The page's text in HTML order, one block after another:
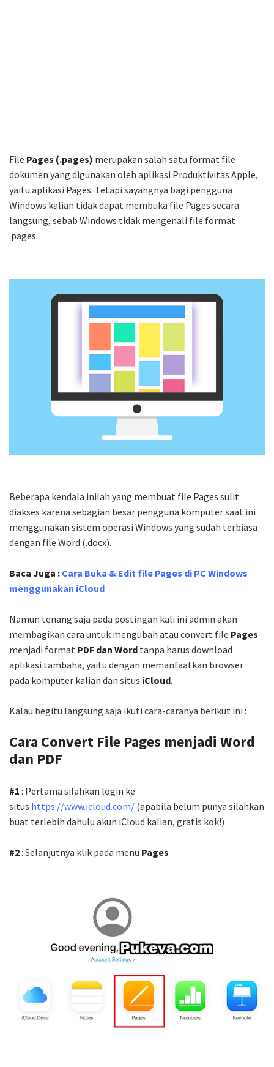
File Pages (.pages) merupakan salah satu format file
dokumen yang digunakan oleh aplikasi Produktivitas Apple,
yaitu aplikasi Pages. Tetapi sayangnya bagi pengguna
Windows kalian tidak dapat membuka file Pages secara
langsung, sebab Windows tidak mengenali file format
.pages.
Beberapa kendala inilah yang membuat file Pages sulit
diakses karena sebagian besar pengguna komputer saat ini
menggunakan sistem operasi Windows yang sudah terbiasa
dengan file Word (.docx).
Baca Juga : Cara Buka & Edit file Pages di PC Windows
menggunakan iCloud
Namun tenang saja pada postingan kali ini admin akan
membagikan cara untuk mengubah atau convert file Pages
menjadi format PDF dan Word tanpa harus download
aplikasi tambaha, yaitu dengan memanfaatkan browser
pada komputer kalian dan situs iCloud.
Kalau begitu langsung saja ikuti cara-caranya berikut ini :
Cara Convert File Pages menjadi Word
dan PDF
#1 : Pertama silahkan login ke
situs https://www.icloud.com/ (apabila belum punya silahkan
buat terlebih dahulu akun iCloud kalian, gratis kok!)
#2: Selanjutnya klik pada menu Pages